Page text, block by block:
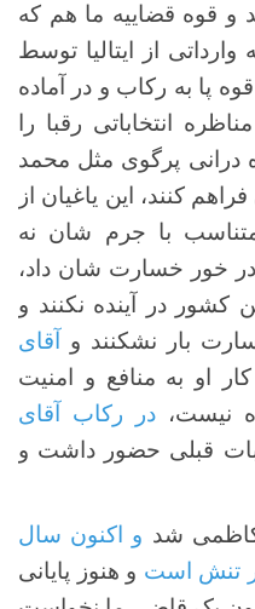
و قوه قضاییه ما هم که
از ایتالیا توسط
پا به رکاب و در آماده
انتخاباتی رقبا را
درانی پرگوی مثل محمد
کنند، این یاغیان از
متناسب با جرم شان نه
خور خسارت شان داد،
کشور در آینده نکنند و
بار نشکنند و
آقای
او به منافع و امنیت
نیست، در رکاب آقای
قبلی حضور داشت و
کاظمی شد و اکنون سال
تنش است و هنوز پایانی